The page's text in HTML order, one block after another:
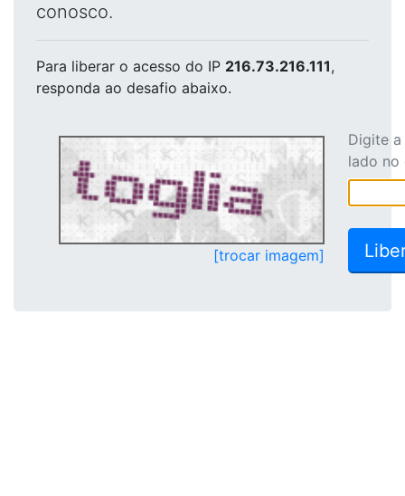
conosco.
Para liberar o acesso do IP 216.73.216.111,
responda ao desafio abaixo.
[trocar imagem]
Digite
lado no